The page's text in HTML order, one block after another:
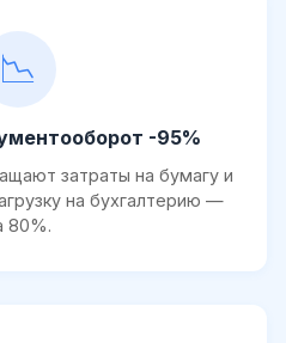
📉
-95%
затраты на бумагу и
на бухгалтерию —
80%.